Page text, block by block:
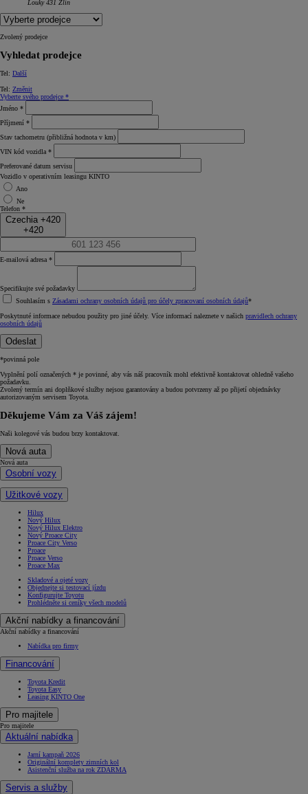
Louky 431 Zlín
Zvolený prodejce
Vyhledat prodejce
Tel: Další
Tel: Změnit
Vyberte svého prodejce *
Jméno *
Příjmení *
Stav tachometru (přibližná hodnota v km)
VIN kód vozidla *
Preferované datum servisu
Vozidlo v operativním leasingu KINTO
Ano
Ne
Telefon *
Czechia +420
+420
E‑mailová adresa *
Specifikujte své požadavky
Souhlasím s Zásadami ochrany osobních údajů pro účely zpracovaní osobních údajů*
Poskytnuté informace nebudou použity pro jiné účely. Více informací naleznete v našich pravidlech ochrany
osobních údajů
Odeslat
*povinná pole
Vyplnění polí označených * je povinné, aby vás náš pracovník mohl efektivně kontaktovat ohledně vašeho
požadavku.
Zvolený termín ani doplňkové služby nejsou garantovány a budou potvrzeny až po přijetí objednávky
autorizovaným servisem Toyota.
Děkujeme Vám za Váš zájem!
Naši kolegové vás budou brzy kontaktovat.
Nová auta
Nová auta
Osobní vozy
Užitkové vozy
Hilux
Nový Hilux
Nový Hilux Elektro
Nový Proace City
Proace City Verso
Proace
Proace Verso
Proace Max
Skladové a ojeté vozy
Objednejte si testovací jízdu
Konfigurujte Toyotu
Prohlédněte si ceníky všech modelů
Akční nabídky a financování
Akční nabídky a financování
Nabídka pro firmy
Financování
Toyota Kredit
Toyota Easy
Leasing KINTO One
Pro majitele
Pro majitele
Aktuální nabídka
Jarní kampaň 2026
Originální komplety zimních kol
Asistenční služba na rok ZDARMA
Servis a služby